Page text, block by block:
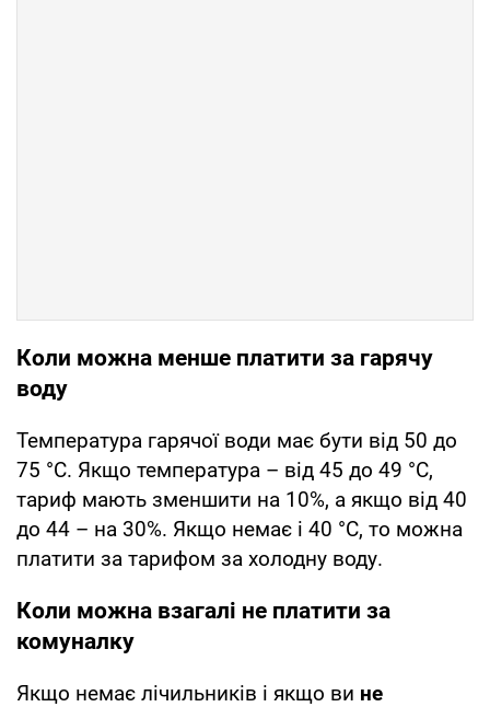
Коли можна менше платити за гарячу
воду
Температура гарячої води має бути від 50 до
75 °С. Якщо температура – від 45 до 49 °С,
тариф мають зменшити на 10%, а якщо від 40
до 44 – на 30%. Якщо немає і 40 °С, то можна
платити за тарифом за холодну воду.
Коли можна взагалі не платити за
комуналку
Якщо немає лічильників і якщо ви не